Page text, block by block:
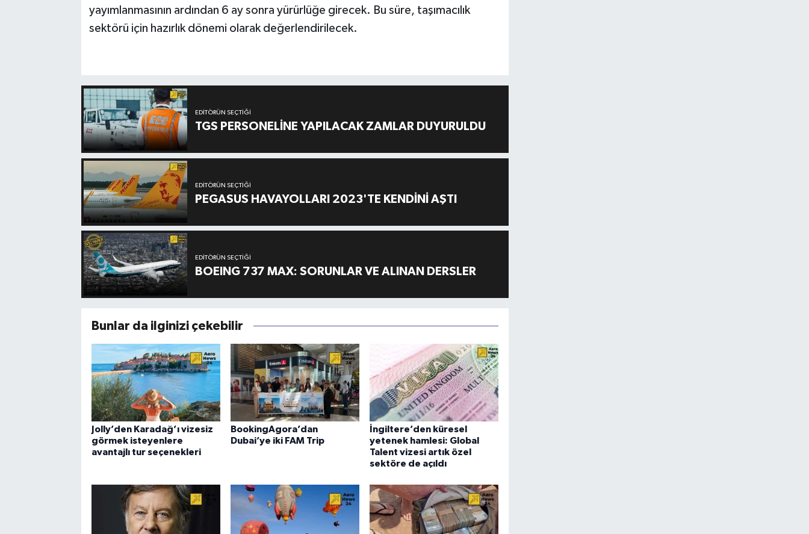
yayımlanmasının ardından 6 ay sonra yürürlüğe girecek. Bu süre, taşımacılık
sektörü için hazırlık dönemi olarak değerlendirilecek.
EDITÖRÜN SEÇTIĞI
TGS PERSONELİNE YAPILACAK ZAMLAR DUYURULDU
EDITÖRÜN SEÇTIĞI
PEGASUS HAVAYOLLARI 2023'TE KENDİNİ AŞTI
EDITÖRÜN SEÇTIĞI
BOEING 737 MAX: SORUNLAR VE ALINAN DERSLER
Bunlar da ilginizi çekebilir
Jolly’den Karadağ’ı vizesiz
görmek isteyenlere
avantajlı tur seçenekleri
BookingAgora’dan
Dubai’ye iki FAM Trip
İngiltere’den küresel
yetenek hamlesi: Global
Talent vizesi artık özel
sektöre de açıldı